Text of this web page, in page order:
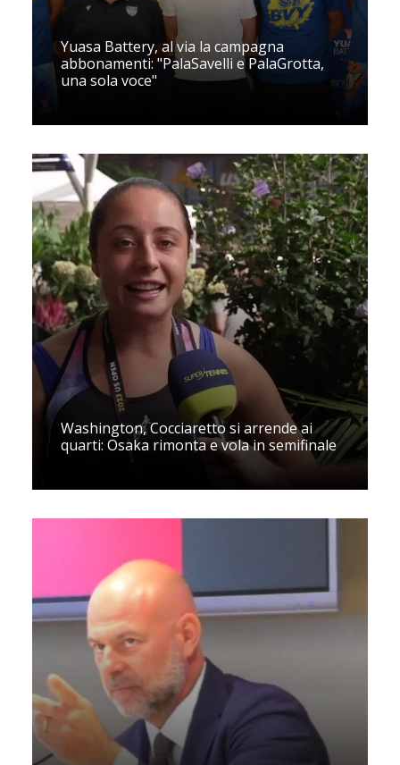
Yuasa Battery, al via la campagna
abbonamenti: "PalaSavelli e PalaGrotta,
una sola voce"
Washington, Cocciaretto si arrende ai
quarti: Osaka rimonta e vola in semifinale